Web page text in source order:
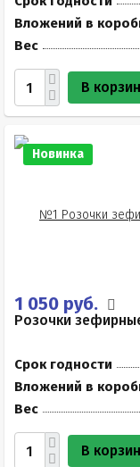
Вложений в
Вес
В
Новинка
1 050 руб.
Розочки
Срок годности
Вложений в
Вес
В